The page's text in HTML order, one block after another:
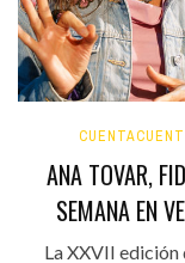
ANA TOVAR,
SEMANA EN
La XXVII edición